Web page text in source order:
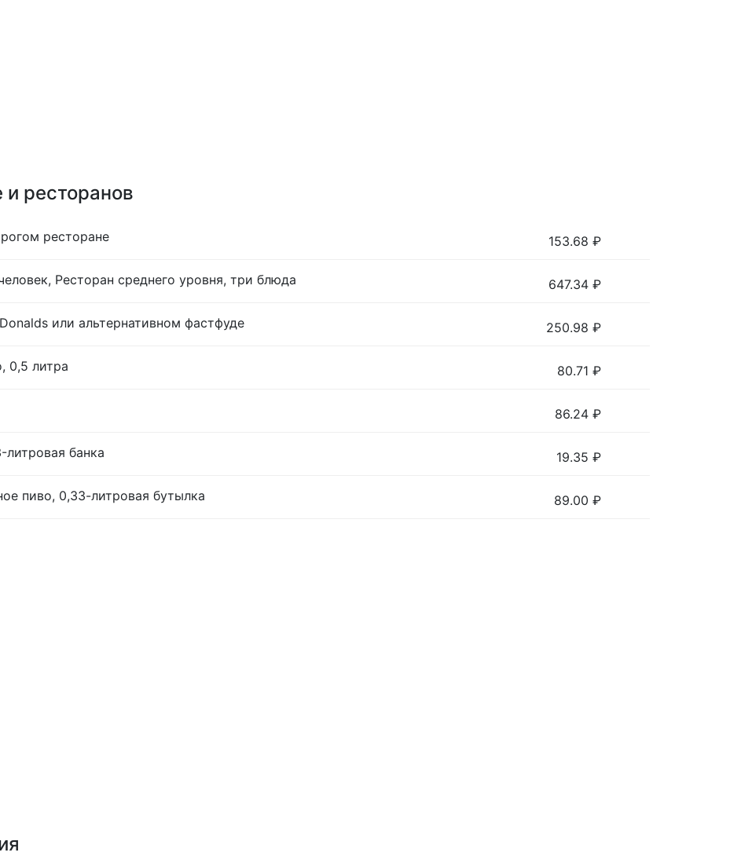
ресторанов
ресторане 153.68 ₽
Ресторан среднего уровня, три блюда 647.34 ₽
или альтернативном фастфуде 250.98 ₽
0,5 литра 80.71 ₽
86.24 ₽
банка 19.35 ₽
пиво, 0,33-литровая бутылка 89.00 ₽